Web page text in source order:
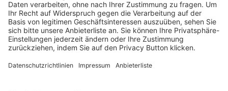
Trainerbörse
Login SpielPlus
FOLGE DEM BFV